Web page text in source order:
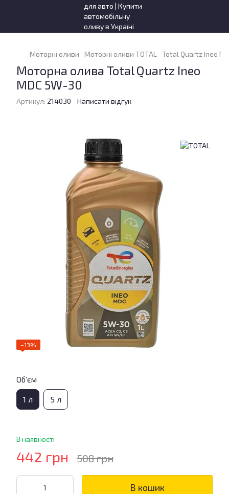
Моторні оливи Моторні оливи TOTAL Total Quartz Ineo
Моторна олива Total Quartz Ineo
MDC 5W-30
Артикул: 214030 Написати відгук
−13%
Об’єм
1 л 5 л
В наявності
442 грн 508 грн
В кошик